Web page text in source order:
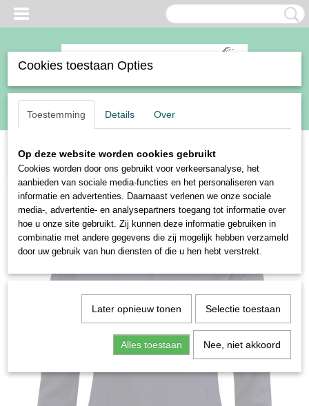
Inloggen Registreren
(0)
Home>Ruiter>Kleding>Shirts en polo's>Harry's Horse shirt
Equitrainer
Cookies toestaan Opties
Toestemming Details Over
Op deze website worden cookies gebruikt
Cookies worden door ons gebruikt voor verkeersanalyse, het
aanbieden van sociale media-functies en het personaliseren van
informatie en advertenties. Daarnaast verlenen we onze sociale
media-, advertentie- en analysepartners toegang tot informatie over
hoe u onze site gebruikt. Zij kunnen deze informatie gebruiken in
combinatie met andere gegevens die zij mogelijk hebben verzameld
door uw gebruik van hun diensten of die u hen hebt verstrekt.
Later opnieuw tonen Selectie toestaan
Alles toestaan Nee, niet akkoord